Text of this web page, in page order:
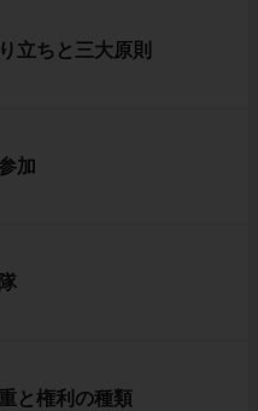
立ちと三大原則
加
と権利の種類